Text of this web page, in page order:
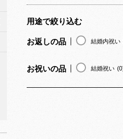
用途で絞り込む
お返しの品 結婚内祝い
お祝いの品 結婚祝い